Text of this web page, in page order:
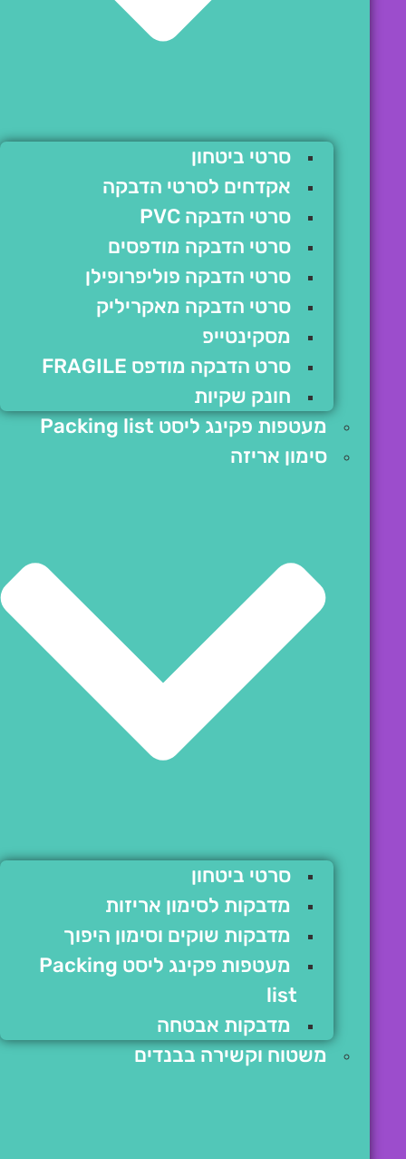
סרטי ביטחון
אקדחים לסרטי הדבקה
סרטי הדבקה PVC
סרטי הדבקה מודפסים
סרטי הדבקה פוליפרופילן
סרטי הדבקה מאקריליק
מסקינטייפ
סרט הדבקה מודפס FRAGILE
חונק שקיות
מעטפות פקינג ליסט Packing list
סימון אריזה
סרטי ביטחון
מדבקות לסימון אריזות
מדבקות שוקים וסימון היפוך
מעטפות פקינג ליסט Packing
list
מדבקות אבטחה
משטוח וקשירה בבנדים